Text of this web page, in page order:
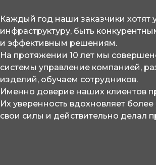
Каждый год наши заказчики хотят
инфраструктуру, быть
и эффективным решениям.
На протяжении 10 лет мы
системы управление компанией,
изделий, обучаем сотрудников.
Именно доверие наших клиентов
Их уверенность вдохновляет
свои силы и действительно делал